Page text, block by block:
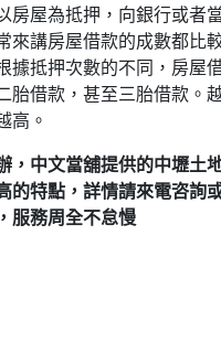
房屋為抵押，向銀行或者
來講房屋借款的成數都比
據抵押次數的不同，房屋
胎借款，甚至三胎借款。
高。
，中文當舖提供的中壢土
的特點，詳情請來電咨詢
服務周全不怠慢